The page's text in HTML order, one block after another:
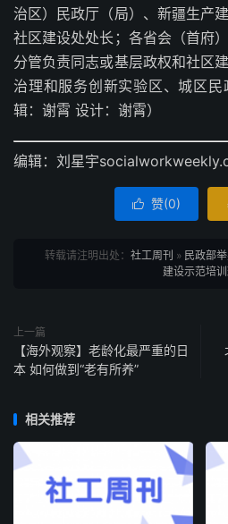
治区）民政厅（局）、新疆生产
社区建设处处长；各省会（首府
分管负责同志或基层政权和社区
治理和服务创新实验区、城区
辑：谢霄 设计：谢霄）
编辑：刘星宇
 赞(0)
转载请注明出处： 社工周刊 » 民政部
建设示范培
上一篇
【海外观察】老龄化最严重的日
本 如何做到“老有所养”
相关推荐